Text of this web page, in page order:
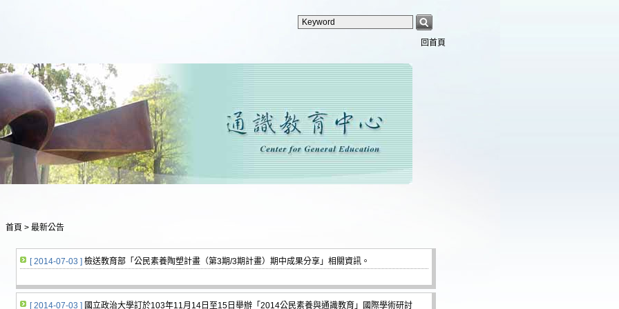
回首頁
首頁 > 最新公告
[ 2014-07-03 ] 檢送教育部「公民素養陶塑計畫（第3期/3期計畫）期中成果分享」相關資訊。
[ 2014-07-03 ] 國立政治大學訂於103年11月14日至15日舉辦「2014公民素養與通識教育」國際學術研討